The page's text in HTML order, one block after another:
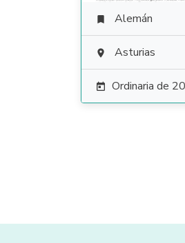
 Alemán
 Asturias
 Ordinaria de